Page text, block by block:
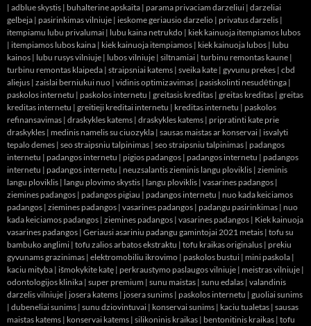
| adblue skystis | buhalterine apskaita | parama privaciam darzeliui | darzeliai
gelbeja | pasirinkimas vilniuje | ieskome geriausio darzelio | privatus darzelis |
itempiamu lubu privalumai | lubu kaina netrukdo | kiek kainuoja itempiamos lubos
| itempiamos lubos kaina | kiek kainuoja itempiamos | kiek kainuoja lubos | lubu
kainos | lubu rusys vilniuje | lubos vilniuje | siltnamiai | turbinu remontas kaune |
turbinu remontas klaipeda | straipsniai katems | sveika kate | gyvunu prekes | cbd
aliejus | zaislai berniukui nuo | vidinis optimizavimas | pasiskolinti nesudėtinga |
paskolos internetu | paskolos internetu | greitasis kreditas | greitas kreditas | greitas
kreditas internetu | greitieji kreditai internetu | kreditas internetu | paskolos
refinansavimas | draskykles katems | draskykles katems | pripratinti kate prie
draskykles | medinis namelis su ciuozykla | sausas maistas ar konservai | isvalyti
tepalo demes | seo straipsniu talpinimas | seo straipsniu talpinimas | padangos
internetu | padangos internetu | pigios padangos | padangos internetu | padangos
internetu | padangos internetu | neuzsalantis zieminis langu ploviklis | zieminis
langu ploviklis | langu plovimo skystis | langu ploviklis | vasarines padangos |
ziemines padangos | padangos pigiau | padangos internetu | nuo kada keiciamos
padangos | ziemines padangos | vasarines padangos | padangu pasirinkimas | nuo
kada keiciamos padangos | ziemines padangos | vasarines padangos | Kiek kainuoja
vasarines padangos | Geriausi asariniu padangu gamintojai 2021 metais | tofu su
bambuko anglimi | tofu zalios arbatos ekstraktu | tofu kraikas originalus | prekiu
gyvunams grazinimas | elektromobiliu ikrovimo | paskolos bustui | mini paskola |
kaciu mityba | išmokykite katę | perkraustymo paslaugos vilniuje | meistras vilniuje |
odontologijos klinika | super premium | sunu maistas | sunu edalas | valandinis
darzelis vilniuje | josera katems | josera sunims | paskolos internetu | guoliai sunims
| dubeneliai sunims | sunu dziovintuvai | konservai sunims | kaciu tualetas | sausas
maistas katems | konservai katems | silikoninis kraikas | bentonitinis kraikas | tofu